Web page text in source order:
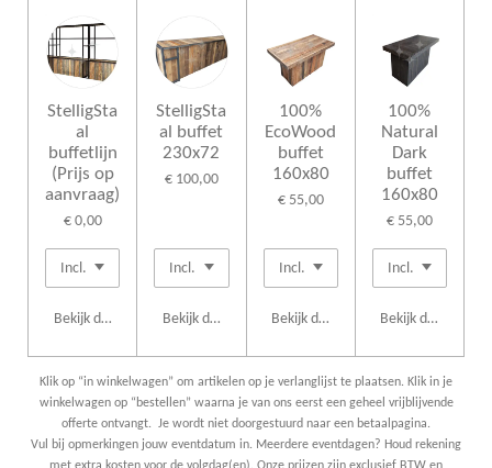
StelligSta
al
buffetlijn
(Prijs op
aanvraag)
€ 0,00
Bekijk details
StelligSta
al buffet
230x72
€ 100,00
Bekijk details
100%
EcoWood
buffet
160x80
€ 55,00
Bekijk details
100%
Natural
Dark
buffet
160x80
€ 55,00
Bekijk details
Klik op “in winkelwagen” om artikelen op je verlanglijst te plaatsen. Klik in je
winkelwagen op “bestellen” waarna je van ons eerst een geheel vrijblijvende
offerte ontvangt. Je wordt niet doorgestuurd naar een betaalpagina.
Vul bij opmerkingen jouw eventdatum in. Meerdere eventdagen? Houd rekening